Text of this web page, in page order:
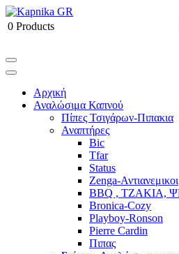
0 Products
Αρχική
Αναλώσιμα Καπνού
Πίπες Τσιγάρων-Πιπακια
Αναπτήρες
Bic
Tfar
Status
Zenga-Αντιανεμικοι
BBQ , ΤΖΑΚΙΑ,
Bronica-Cozy
Playboy-Ronson
Pierre Cardin
Πιπας